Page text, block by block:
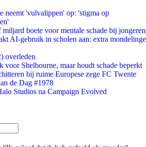
neemt 'vulvalippen' op: 'stigma op
boete voor mentale schade bij jongeren
AI-gebruik in scholen aan: extra mondelinge
overleden
voor Shelbourne, maar houdt schade beperkt
bij ruime Europese zege FC Twente
de Dag #1978
Studios na Campaign Evolved